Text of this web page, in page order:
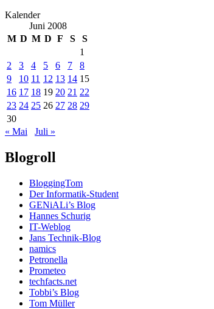
Kalender
Juni 2008
M D M D F S
S
1
2
3 4 5 6 7
8
9
10 11 12 13 14 15
16 17 18 19 20 21 22
23 24 25 26 27 28 29
30
« Mai
Juli »
Blogroll
BloggingTom
Der Informatik-Student
GENiALi’s Blog
Hannes Schurig
IT-Weblog
Jans Technik-Blog
namics
Petronella
Prometeo
techfacts.net
Tobbi’s Blog
Tom Müller